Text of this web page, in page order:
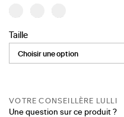
Taille
VOTRE CONSEILLÈRE LULLI
Une question sur ce produit ?